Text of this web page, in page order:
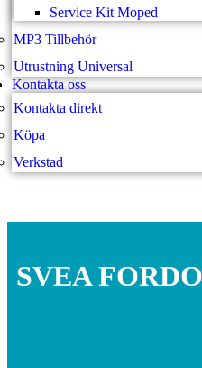
Service Kit Moped
MP3 Tillbehör
Utrustning Universal
Kontakta oss
Kontakta direkt
Köpa
Verkstad
SVEA